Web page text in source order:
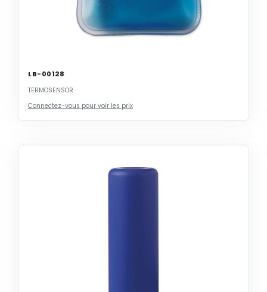
LB-00128
TERMOSENSOR
Connectez-vous pour voir les prix